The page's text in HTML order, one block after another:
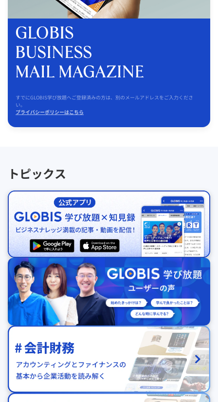
すでにGLOBIS学び放題へご登録済みの方は、別のメールアドレスをご入力くださ
い。
プライバシーポリシーはこちら
トピックス